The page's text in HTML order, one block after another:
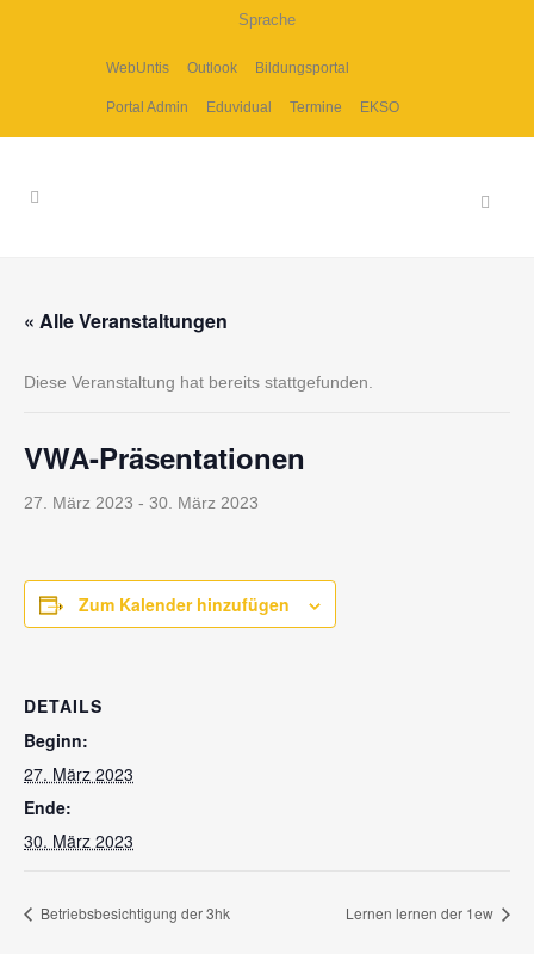
Sprache
WebUntis Outlook Bildungsportal
Portal Admin Eduvidual Termine EKSO
« Alle Veranstaltungen
Diese Veranstaltung hat bereits stattgefunden.
VWA-Präsentationen
27. März 2023 - 30. März 2023
Zum Kalender hinzufügen
DETAILS
Beginn:
27. März 2023
Ende:
30. März 2023
Betriebsbesichtigung der 3hk Lernen lernen der 1ew